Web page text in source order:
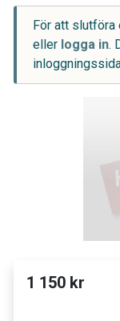
För att slutföra
eller logga in.
1 150 kr